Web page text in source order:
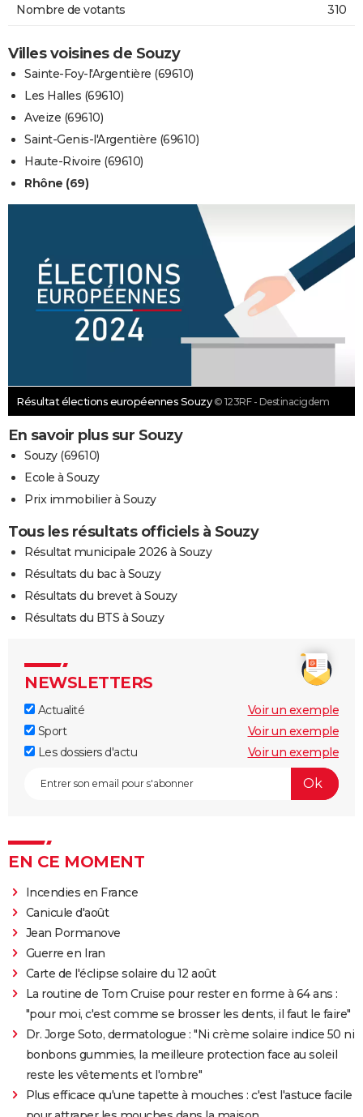
Nombre de votants 310
Villes voisines de Souzy
Sainte-Foy-l'Argentière (69610)
Les Halles (69610)
Aveize (69610)
Saint-Genis-l'Argentière (69610)
Haute-Rivoire (69610)
Rhône (69)
Résultat élections européennes Souzy © 123RF - Destinacigdem
En savoir plus sur Souzy
Souzy (69610)
Ecole à Souzy
Prix immobilier à Souzy
Tous les résultats officiels à Souzy
Résultat municipale 2026 à Souzy
Résultats du bac à Souzy
Résultats du brevet à Souzy
Résultats du BTS à Souzy
NEWSLETTERS
Actualité
Voir un exemple
Sport
Voir un exemple
Les dossiers d'actu
Voir un exemple
EN CE MOMENT
Incendies en France
Canicule d'août
Jean Pormanove
Guerre en Iran
Carte de l'éclipse solaire du 12 août
La routine de Tom Cruise pour rester en forme à 64 ans :
"pour moi, c'est comme se brosser les dents, il faut le faire"
Dr. Jorge Soto, dermatologue : "Ni crème solaire indice 50 ni
bonbons gummies, la meilleure protection face au soleil
reste les vêtements et l'ombre"
Plus efficace qu'une tapette à mouches : c'est l'astuce facile